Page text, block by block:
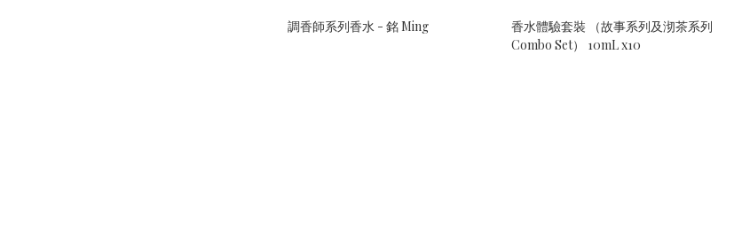
調香師系列香水 - 銘 Ming
香水體驗套裝 （故事系列及沏茶系列
Combo Set） 10mL x10